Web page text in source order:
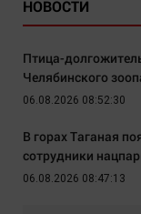
НОВОСТИ
Птица-
Челябинского
06.08.2026 08:52:30
В горах Таганая
сотрудники
06.08.2026 08:47:13